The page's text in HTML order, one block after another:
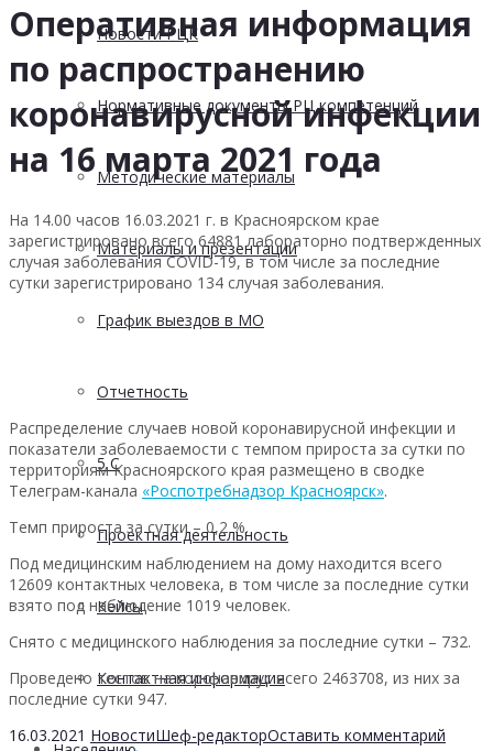
Новости РЦК
Нормативные документы РЦ компетенций
Методические материалы
Материалы и презентации
График выездов в МО
Отчетность
5 С
Проектная деятельность
Кейсы
Контактная информация
Оперативная информация
по распространению
коронавирусной инфекции
на 16 марта 2021 года
На 14.00 часов 16.03.2021 г. в Красноярском крае
зарегистрировано всего 64881 лабораторно подтвержденных
случая заболевания COVID-19, в том числе за последние
сутки зарегистрировано 134 случая заболевания.
Распределение случаев новой коронавирусной инфекции и
показатели заболеваемости с темпом прироста за сутки по
территориям Красноярского края размещено в сводке
Телеграм-канала «Роспотребнадзор Красноярск».
Темп прироста за сутки – 0,2 %.
Под медицинским наблюдением на дому находится всего
12609 контактных человека, в том числе за последние сутки
взято под наблюдение 1019 человек.
Снято с медицинского наблюдения за последние сутки – 732.
Проведено тестов на коронавирус всего 2463708, из них за
последние сутки 947.
16.03.2021 НовостиШеф-редакторОставить комментарий